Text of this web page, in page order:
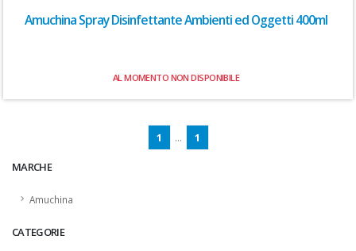
MARCHE
Amuchina
CATEGORIE
Amuchina Spray Disinfettante Ambienti ed Oggetti 400ml
AL MOMENTO NON DISPONIBILE
1 ... 1